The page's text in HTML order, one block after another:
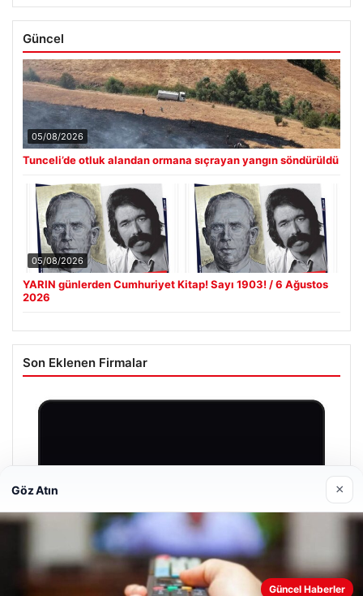
Güncel
05/08/2026
Tunceli’de otluk alandan ormana sıçrayan yangın söndürüldü
05/08/2026
YARIN günlerden Cumhuriyet Kitap! Sayı 1903! / 6 Ağustos
2026
Son Eklenen Firmalar
Web sitemizi nasıl kullandığınızı daha iyi anlayabilmek,
Göz Atın ×
Güncel Haberler